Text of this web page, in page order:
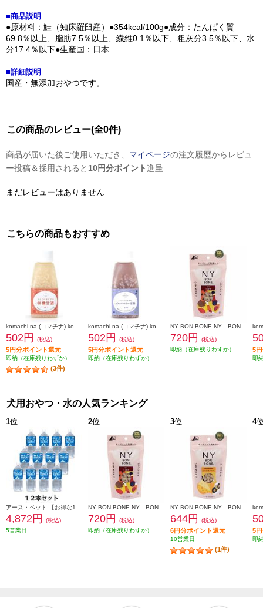
■商品説明
●原材料：鮭（知床羅臼産）●354kcal/100g●成分：たんぱく質
69.8％以上、脂肪7.5％以上、繊維0.1％以下、粗灰分3.5％以下、水
分17.4％以下●生産国：日本
■詳細説明
国産・無添加おやつです。
この商品のレビュー(全0件)
商品が届いた後ご使用いただき、 マイページの注文履歴からレビュ
ー投稿＆採用されると 10円分ポイント進呈
まだレビューはありません
こちらの商品もおすすめ
502円 (税込)
5円分ポイント還元
即納（在庫残りわずか）
(3件)
502円 (税込)
5円分ポイント還元
即納（在庫残りわずか）
720円
(税込)
即納（在庫残りわずか）
5
即
犬用おやつ・水の人気ランキング
1位
4,872円
(税込)
5営業日
2位
720円
(税込)
即納（在庫残りわずか）
3位
644円 (税込)
6円分ポイント還元
10営業日
(1件)
4
5
即